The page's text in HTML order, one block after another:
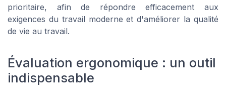
prioritaire, afin de répondre efficacement aux
exigences du travail moderne et d'améliorer la qualité
de vie au travail.
Évaluation ergonomique : un outil
indispensable